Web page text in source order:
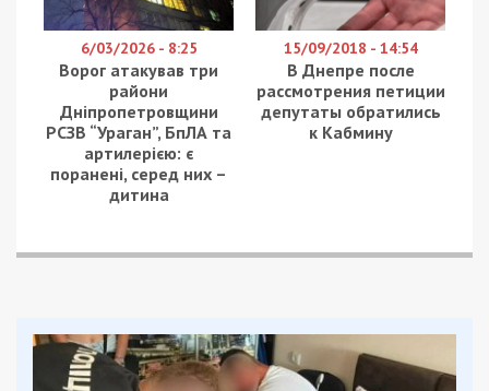
У Нікопольському районі під ударами були
потерпали Нікополь, Червоногригорівська і
Марганецька громади. Пошкоджені приватні
будинки.
У Дубовиківській громаді Синельниківського
району внаслідок ворожої атаки горів приватний
будинок.
та ще три райони Дніпропетровщини.
Категории:Суспільство| Метки:війна,
обстріл